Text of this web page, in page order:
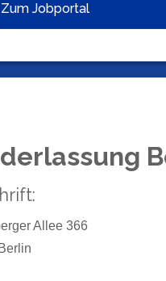
Zum Jobportal
Allee 366